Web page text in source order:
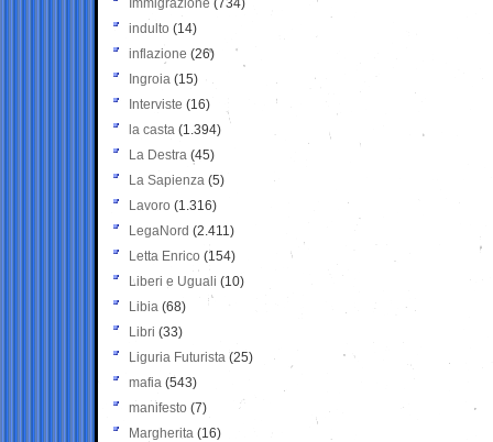
Immigrazione (734)
indulto (14)
inflazione (26)
Ingroia (15)
Interviste (16)
la casta (1.394)
La Destra (45)
La Sapienza (5)
Lavoro (1.316)
LegaNord (2.411)
Letta Enrico (154)
Liberi e Uguali (10)
Libia (68)
Libri (33)
Liguria Futurista (25)
mafia (543)
manifesto (7)
Margherita (16)